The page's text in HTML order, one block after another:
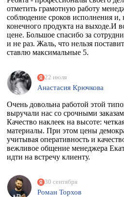
отметить грамотную работу
соблюдение сроков исполнения и,
конечного продукта на выходе.И
цене. Большое спасибо за
и не раз. Жаль, что нельзя
ставлю максимальные 5.
22 июля
Анастасия Крючкова
Очень довольна работой этой
выручали нас со срочными
Качество наклеек на высоте:
материалы. При этом цены
учитывая оперативность и
вежливое общение менеджера
идти на встречу клиенту.
30 сентября
Роман Торхов